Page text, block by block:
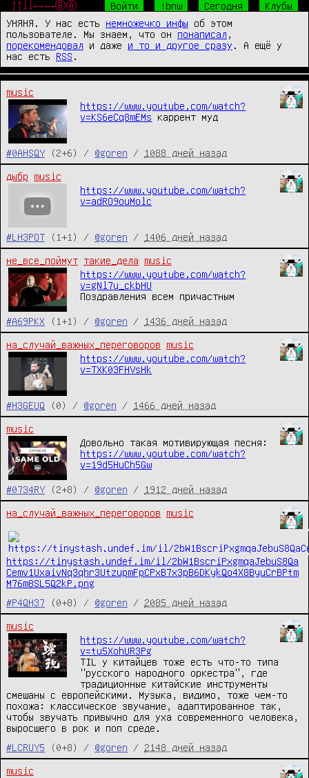
↑↑↓↓←→←→ⒷⒶ Войти !bnw Сегодня
Клубы
УНЯНЯ. У нас есть немножечко инфы об этом
пользователе. Мы знаем, что он понаписал
порекомендовал и даже и то и другое сразу . А ещё у
нас есть RSS
music
https://www.youtube.com/watch?
v=KS6eCq8mEMs каррент муд
#0AHSQY (2+6) / @goren / 1088 дней назад
дыбр
music
https://www.youtube.com/watch?
v=adRO9ouMolc
#LH3POT (1+1) / @goren / 1406 дней назад
не_все_поймут такие_дела
music
https://www.youtube.com/watch?
v=gNl7u_ckbHU
Поздравления всем причастным
#A69PKX (1+1) / @goren / 1436 дней назад
на_случай_важных_переговоров
music
https://www.youtube.com/watch?
v=TXK03FHVsHk
#H3GEUQ (0) / @goren / 1466 дней назад
music
Довольно такая мотивирующая песня:
https://www.youtube.com/watch?
v=19d5HuCh5Gw
#0734RY (2+8) / @goren / 1912 дней назад
на_случай_важных_переговоров music
https://tinystash.undef.im/il/2bW1BscriPxgmqaJebuS8Qa
Cemv1UxaivNq3qhr3UtzupmFpCPxB7x3pB6DKykQo4X8ByuCrBPtm
M76m8SL5Q2kP.png
#P4QH37
(0+8) / @goren / 2085 дней назад
music
https://www.youtube.com/watch?
v=tu5XohUR3Pg
TIL у китайцев тоже есть что-то типа
"русского народного оркестра", где
традиционные китайские инструменты
смешаны с европейскими. Музыка, видимо, тоже чем-то
похожа: классическое звучание, адаптированное так,
чтобы звучать привычно для уха современного человека,
выросшего в рок и поп среде.
#LCRUY5
(0+8) / @goren / 2148 дней назад
music